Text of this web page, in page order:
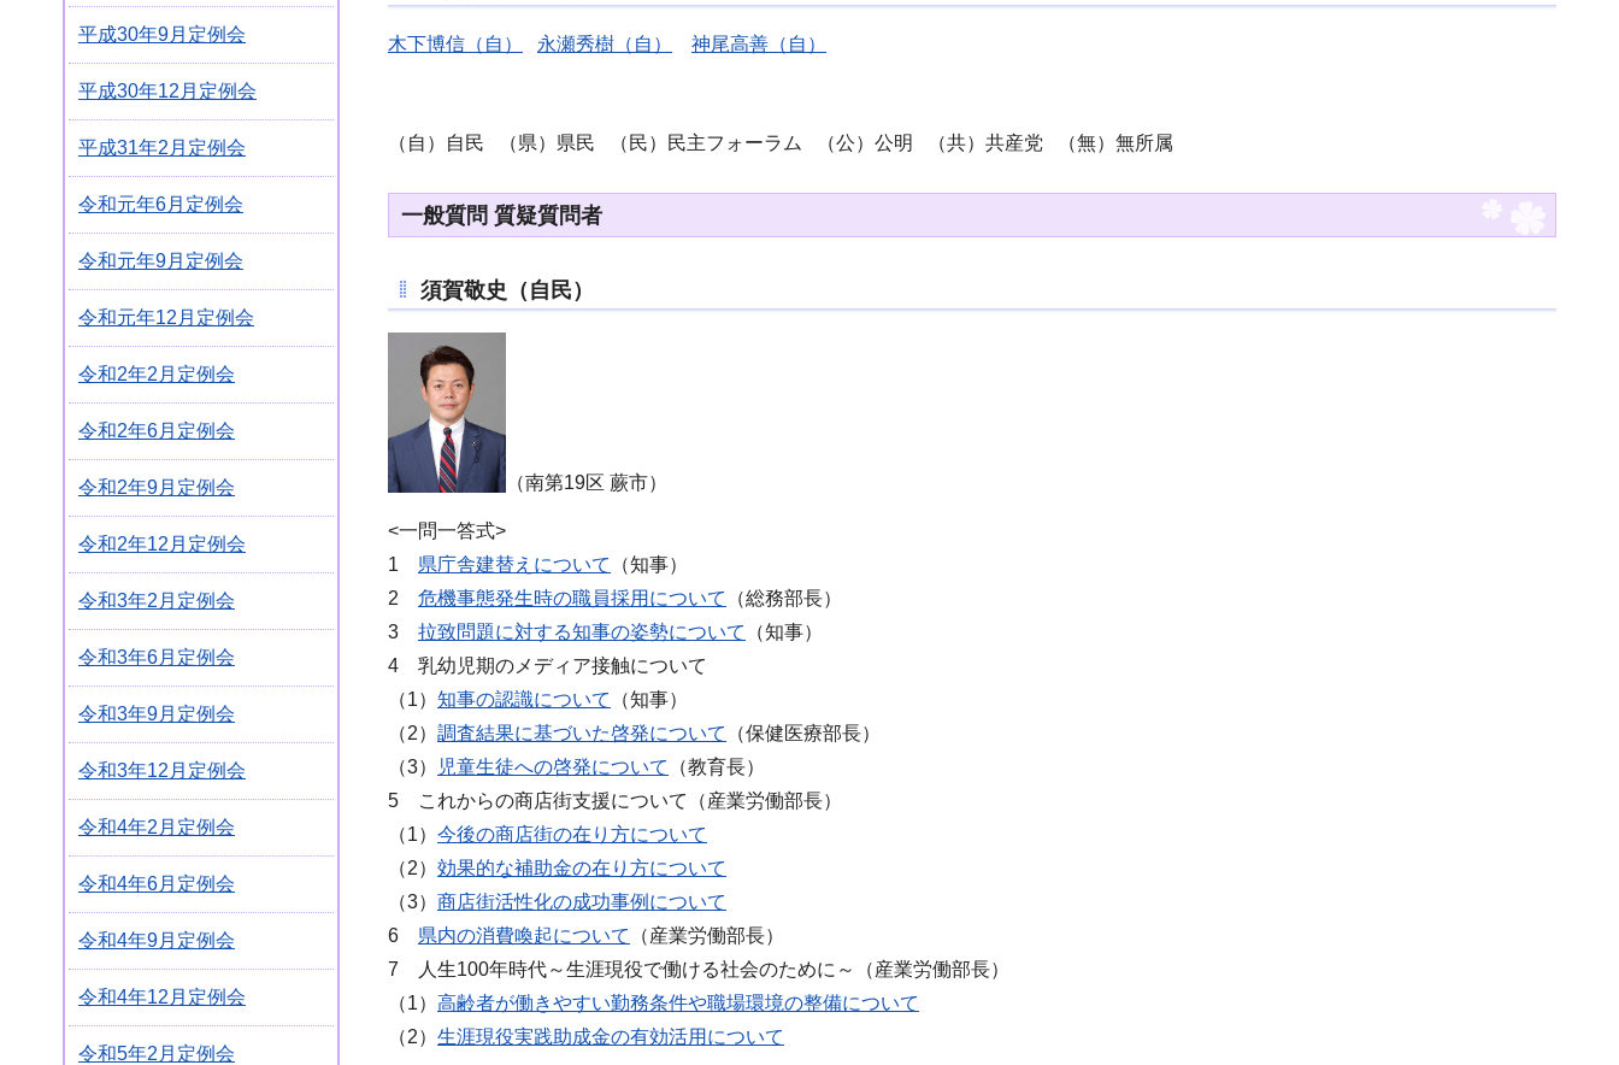
平成30年9月定例会
平成30年12月定例会
平成31年2月定例会
令和元年6月定例会
令和元年9月定例会
令和元年12月定例会
令和2年2月定例会
令和2年6月定例会
令和2年9月定例会
令和2年12月定例会
令和3年2月定例会
令和3年6月定例会
令和3年9月定例会
令和3年12月定例会
令和4年2月定例会
令和4年6月定例会
令和4年9月定例会
令和4年12月定例会
令和5年2月定例会
木下博信（自） 永瀬秀樹（自） 神尾高善（自）
（自）自民 （県）県民 （民）民主フォーラム （公）公明 （共）共産党 （無）無所属
一般質問 質疑質問者
須賀敬史（自民）
（南第19区 蕨市）
<一問一答式>
1 県庁舎建替えについて
（知事）
2 危機事態発生時の職員採用について
（総務部長）
3 拉致問題に対する知事の姿勢について
（知事）
4 乳幼児期のメディア接触について
（1） 知事の認識について
（知事）
（2） 調査結果に基づいた啓発について
（保健医療部長）
（3）
児童生徒への啓発について
（教育長）
5 これからの商店街支援について（産業労働部長）
（1） 今後の商店街の在り方について
（2） 効果的な補助金の在り方について
（3） 商店街活性化の成功事例について
6 県内の消費喚起について
（産業労働部長）
7 人生100年時代～生涯現役で働ける社会のために～（産業労働部長）
（1） 高齢者が働きやすい勤務条件や職場環境の整備について
（2） 生涯現役実践助成金の有効活用について